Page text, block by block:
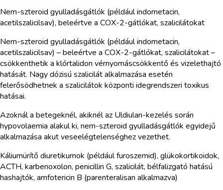
Nem-szteroid gyulladásgátlók (például indometacin,
acetilszalicilsav), beleértve a COX-2-gátlókat, szalicilátokat
Nem-szteroid gyulladásgátlók (például indometacin,
acetilszalicilsav) – beleértve a COX-2-gátlókat, szalicilátokat –
csökkenthetik a klórtalidon vérnyomáscsökkentő és vizelethajtó
hatását. Nagy dózisú szalicilát alkalmazása esetén
felerősödhetnek a szalicilátok központi idegrendszeri toxikus
hatásai.
Azoknál a betegeknél, akiknél az Uldiulan-kezelés során
hypovolaemia alakul ki, nem-szteroid gyulladásgátlók egyidejű
alkalmazása akut veseelégtelenséghez vezethet.
Káliumürítő diuretikumok (például furoszemid), glükokortikoidok,
ACTH, karbenoxolon, penicillin G, szalicilát, bélfalizgató hatású
hashajtók, amfotericin B (parenteralisan alkalmazva)